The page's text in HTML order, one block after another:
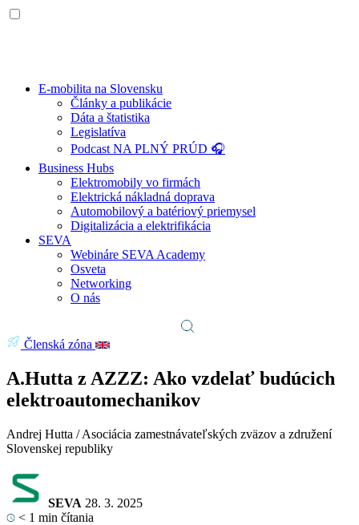
E-mobilita na Slovensku
Články a publikácie
Dáta a štatistika
Legislatíva
Podcast NA PLNÝ PRÚD 🎧
Business Hubs
Elektromobily vo firmách
Elektrická nákladná doprava
Automobilový a batériový priemysel
Digitalizácia a elektrifikácia
SEVA
Webináre SEVA Academy
Osveta
Networking
O nás
Členská zóna
A.Hutta z AZZZ: Ako vzdelať budúcich
elektroautomechanikov
Andrej Hutta / Asociácia zamestnávateľských zväzov a združení
Slovenskej republiky
SEVA 28. 3. 2025
< 1 min čítania